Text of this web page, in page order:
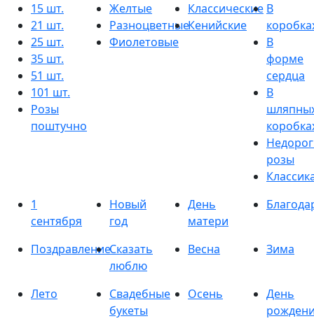
15 шт.
21 шт.
25 шт.
35 шт.
51 шт.
101 шт.
Розы
поштучно
Желтые
Разноцветные
Фиолетовые
Классические
Кенийские
В
В
форме
сердца
В
розы
1
сентября
Новый
год
День
матери
ПоздравлениеСказать
люблю
Весна Зима
Лето
Свадебные
букеты
Осень
День